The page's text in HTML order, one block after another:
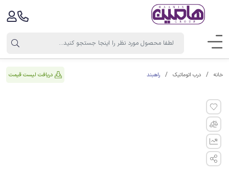
خانه درب اتوماتیک راهبند دریافت لیست قیمت